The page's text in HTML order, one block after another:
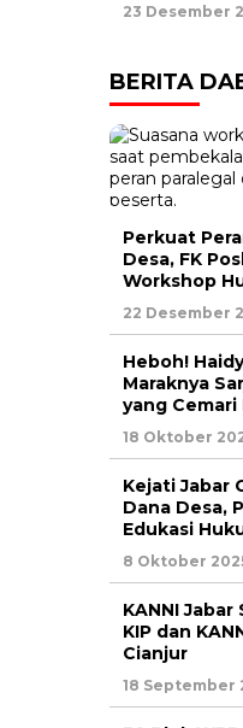
23 Desember
BERITA
Perkuat
Desa, FK
Workshop
22 Desember
Heboh!
Maraknya
yang
18 Oktober
Kejati Jabar
Dana Desa,
Edukasi
8 Oktober
KANNI
KIP dan
Cianjur
18 September